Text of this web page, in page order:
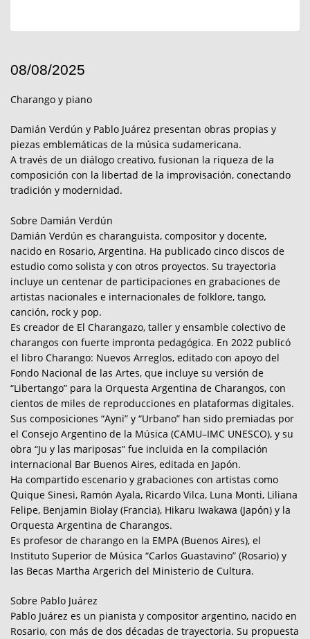
08/08/2025
Charango y piano
Damián Verdún y Pablo Juárez presentan obras propias y
piezas emblemáticas de la música sudamericana.
A través de un diálogo creativo, fusionan la riqueza de la
composición con la libertad de la improvisación, conectando
tradición y modernidad.
Sobre Damián Verdún
Damián Verdún es charanguista, compositor y docente,
nacido en Rosario, Argentina. Ha publicado cinco discos de
estudio como solista y con otros proyectos. Su trayectoria
incluye un centenar de participaciones en grabaciones de
artistas nacionales e internacionales de folklore, tango,
canción, rock y pop.
Es creador de El Charangazo, taller y ensamble colectivo de
charangos con fuerte impronta pedagógica. En 2022 publicó
el libro Charango: Nuevos Arreglos, editado con apoyo del
Fondo Nacional de las Artes, que incluye su versión de
“Libertango” para la Orquesta Argentina de Charangos, con
cientos de miles de reproducciones en plataformas digitales.
Sus composiciones “Ayni” y “Urbano” han sido premiadas por
el Consejo Argentino de la Música (CAMU–IMC UNESCO), y su
obra “Ju y las mariposas” fue incluida en la compilación
internacional Bar Buenos Aires, editada en Japón.
Ha compartido escenario y grabaciones con artistas como
Quique Sinesi, Ramón Ayala, Ricardo Vilca, Luna Monti, Liliana
Felipe, Benjamin Biolay (Francia), Hikaru Iwakawa (Japón) y la
Orquesta Argentina de Charangos.
Es profesor de charango en la EMPA (Buenos Aires), el
Instituto Superior de Música “Carlos Guastavino” (Rosario) y
las Becas Martha Argerich del Ministerio de Cultura.
Sobre Pablo Juárez
Pablo Juárez es un pianista y compositor argentino, nacido en
Rosario, con más de dos décadas de trayectoria. Su propuesta